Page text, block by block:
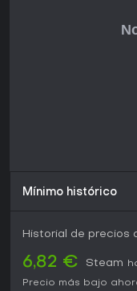
Mínimo histórico
Historial de precios
6,82 € Steam
Precio más bajo